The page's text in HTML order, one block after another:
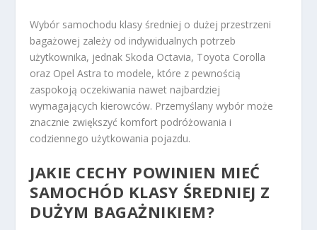
Wybór samochodu klasy średniej o dużej przestrzeni
bagażowej zależy od indywidualnych potrzeb
użytkownika, jednak Skoda Octavia, Toyota Corolla
oraz Opel Astra to modele, które z pewnością
zaspokoją oczekiwania nawet najbardziej
wymagających kierowców. Przemyślany wybór może
znacznie zwiększyć komfort podróżowania i
codziennego użytkowania pojazdu.
JAKIE CECHY POWINIEN MIEĆ
SAMOCHÓD KLASY ŚREDNIEJ Z
DUŻYM BAGAŻNIKIEM?